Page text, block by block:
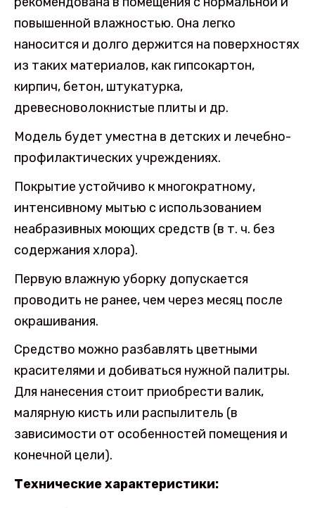
повышенной влажностью. Она легко
наносится и долго держится на поверхностях
из таких материалов, как гипсокартон,
кирпич, бетон, штукатурка,
древесноволокнистые плиты и др.
Модель будет уместна в детских и лечебно-
профилактических учреждениях.
Покрытие устойчиво к многократному,
интенсивному мытью с использованием
неабразивных моющих средств (в т. ч. без
содержания хлора).
Первую влажную уборку допускается
проводить не ранее, чем через месяц после
окрашивания.
Средство можно разбавлять цветными
красителями и добиваться нужной палитры.
Для нанесения стоит приобрести валик,
малярную кисть или распылитель (в
зависимости от особенностей помещения и
конечной цели).
Технические характеристики: